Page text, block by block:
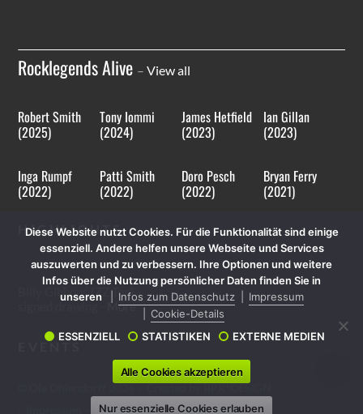
Rocklegends Alive –View all
Robert Smith
(2025)
Tony Iommi
(2024)
James Hetfield
(2023)
Ian Gillan
(2023)
Inga Rumpf
(2022)
Patti Smith
(2022)
Doro Pesch
(2022)
Bryan Ferry
(2021)
HIGHLIGHTS
Billy Gibbons (ZZ Top)
More
EVENTS
Datenschutz·Cookie-Details
Diese Website nutzt Cookies. Für die Funktionalität sind einige
essenziell. Andere helfen unsere Webseite und Services
auszuwerten und zu verbessern. Ihre Optionen und weitere
Infos über die Nutzung persönlicher Daten finden Sie in
unseren
Infos zum Datenschutz
Impressum
Cookie-Details
ESSENZIELL
STATISTIKEN EXTERNE MEDIEN
Alle Cookies akzeptieren
Nur essenzielle Cookies erlauben